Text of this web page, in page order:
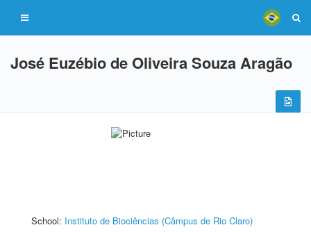
José Euzébio de Oliveira Souza Aragão
School: Instituto de Biociências (Câmpus de Rio Claro)